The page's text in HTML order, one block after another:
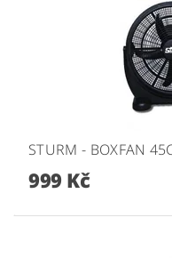
STURM - BOXFAN
999 Kč